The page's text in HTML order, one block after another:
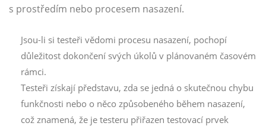
s prostředím nebo procesem nasazení.
Jsou-li si testeři vědomi procesu nasazení, pochopí
důležitost dokončení svých úkolů v plánovaném časovém
rámci.
Testeři získají představu, zda se jedná o skutečnou chybu
funkčnosti nebo o něco způsobeného během nasazení,
což znamená, že je testeru přiřazen testovací prvek